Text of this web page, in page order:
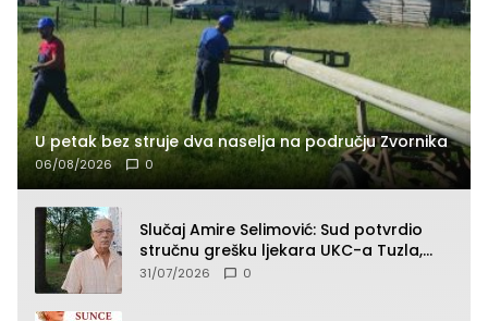
U petak bez struje dva naselja na području Zvornika
06/08/2026 0
Slučaj Amire Selimović: Sud potvrdio
stručnu grešku ljekara UKC-a Tuzla,
presudan dokaz ostala obdukcija
31/07/2026 0